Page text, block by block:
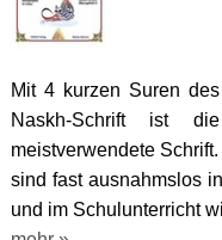
Mit 4 kurzen Suren
Naskh-Schrift ist
meistverwendete
sind fast ausnahmslos
und im Schulunterricht